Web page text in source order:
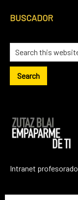
BUSCADOR
Search
this
website
Intranet profesorado